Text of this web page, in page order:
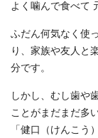
よく噛んで食べて
ふだん何気なく使
り、家族や友人と
分です。
しかし、むし歯や
ことがまだまだ多
「健口（けんこう